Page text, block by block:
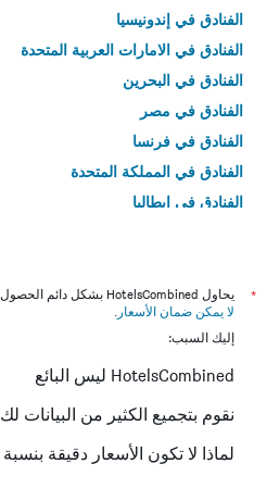
الفنادق في إندونيسيا
الفنادق في الامارات العربية المتحدة
الفنادق في البحرين
الفنادق في مصر
الفنادق في فرنسا
الفنادق في المملكة المتحدة
الفنادق في إيطاليا
*
يحاول HotelsCombined بشكل دائم الحصول على الأسعار الدقيقة، ولكن
لا يمكن ضمان الأسعار .
إليك السبب:
HotelsCombined ليس البائع
نقوم بتجميع الكثير من البيانات لك
لماذا لا تكون الأسعار دقيقة بنسبة 100٪؟